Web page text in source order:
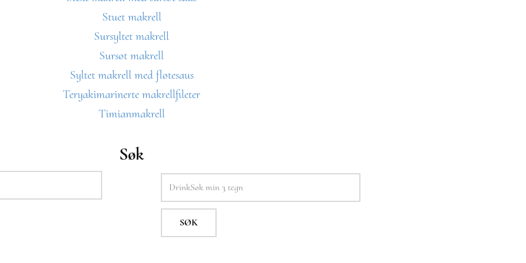
Stuet makrell
Sursyltet makrell
Sursøt makrell
Syltet makrell med fløtesaus
Teryakimarinerte makrellfileter
Timianmakrell
Søk
SØK